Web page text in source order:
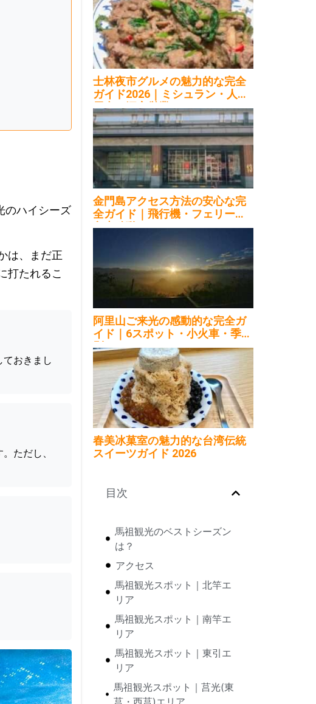
のハイシーズ
は、まだ正
打たれるこ
おきまし
ただし、
士林夜市グルメの魅力的な完全
ガイド2026｜ミシュラン・人気
屋台・深夜営業
金門島アクセス方法の安心な完
全ガイド｜飛行機・フェリー・
島内移動2026
阿里山ご来光の感動的な完全ガ
イド｜6スポット・小火車・季節
別2026
春美冰菓室の魅力的な台湾伝統
スイーツガイド 2026
目次
馬祖観光のベストシーズン
は？
アクセス
馬祖観光スポット｜北竿エ
リア
馬祖観光スポット｜南竿エ
リア
馬祖観光スポット｜東引エ
リア
馬祖観光スポット｜莒光(東